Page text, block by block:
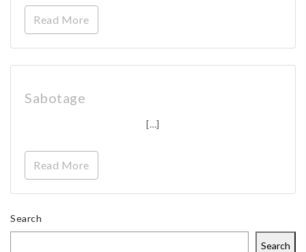
Read More
Sabotage
[…]
Read More
Search
Search